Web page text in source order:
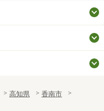
高知県
香南市